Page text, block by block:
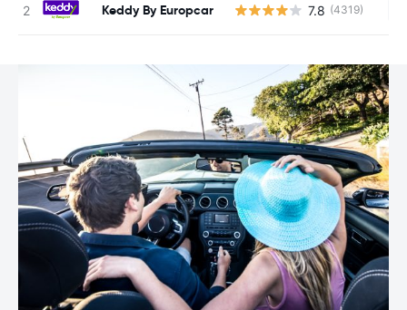
Keddy By Europcar 7.8 (4319)